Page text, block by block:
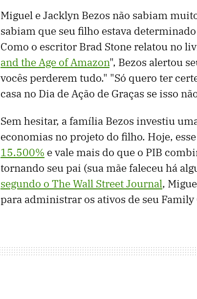
Miguel e Jacklyn Bezos não sabiam
sabiam que seu filho estava
Como o escritor Brad Stone relatou no
and the Age of Amazon", Bezos alertou
vocês perderem tudo." "Só quero ter
casa no Dia de Ação de Graças se isso
Sem hesitar, a família Bezos investiu
economias no projeto do filho. Hoje,
15.500% e vale mais do que o PIB
tornando seu pai (sua mãe faleceu há
segundo o The Wall Street Journal,
para administrar os ativos de seu Family